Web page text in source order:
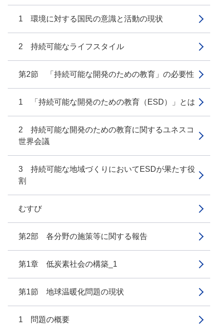
1 環境に対する国民の意識と活動の現状
2 持続可能なライフスタイル
第2節 「持続可能な開発のための教育」の必要性
1 「持続可能な開発のための教育（ESD）」とは
2 持続可能な開発のための教育に関するユネスコ
世界会議
3 持続可能な地域づくりにおいてESDが果たす役
割
むすび
第2部 各分野の施策等に関する報告
第1章 低炭素社会の構築_1
第1節 地球温暖化問題の現状
1 問題の概要